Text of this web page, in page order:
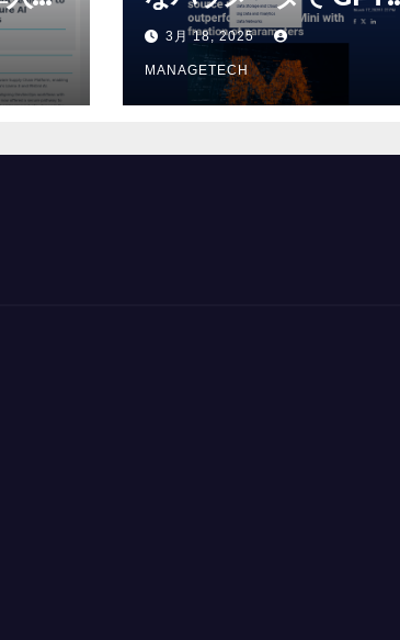
4o Mini を上回る新し
いオープンソース モ
デルをリリース |
VentureBeat
3月 18, 2025
MANAGETECH